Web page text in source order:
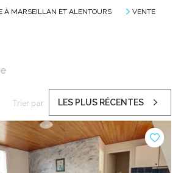
À MARSEILLAN ET ALENTOURS
VENTE
Trier par LES PLUS RÉCENTES